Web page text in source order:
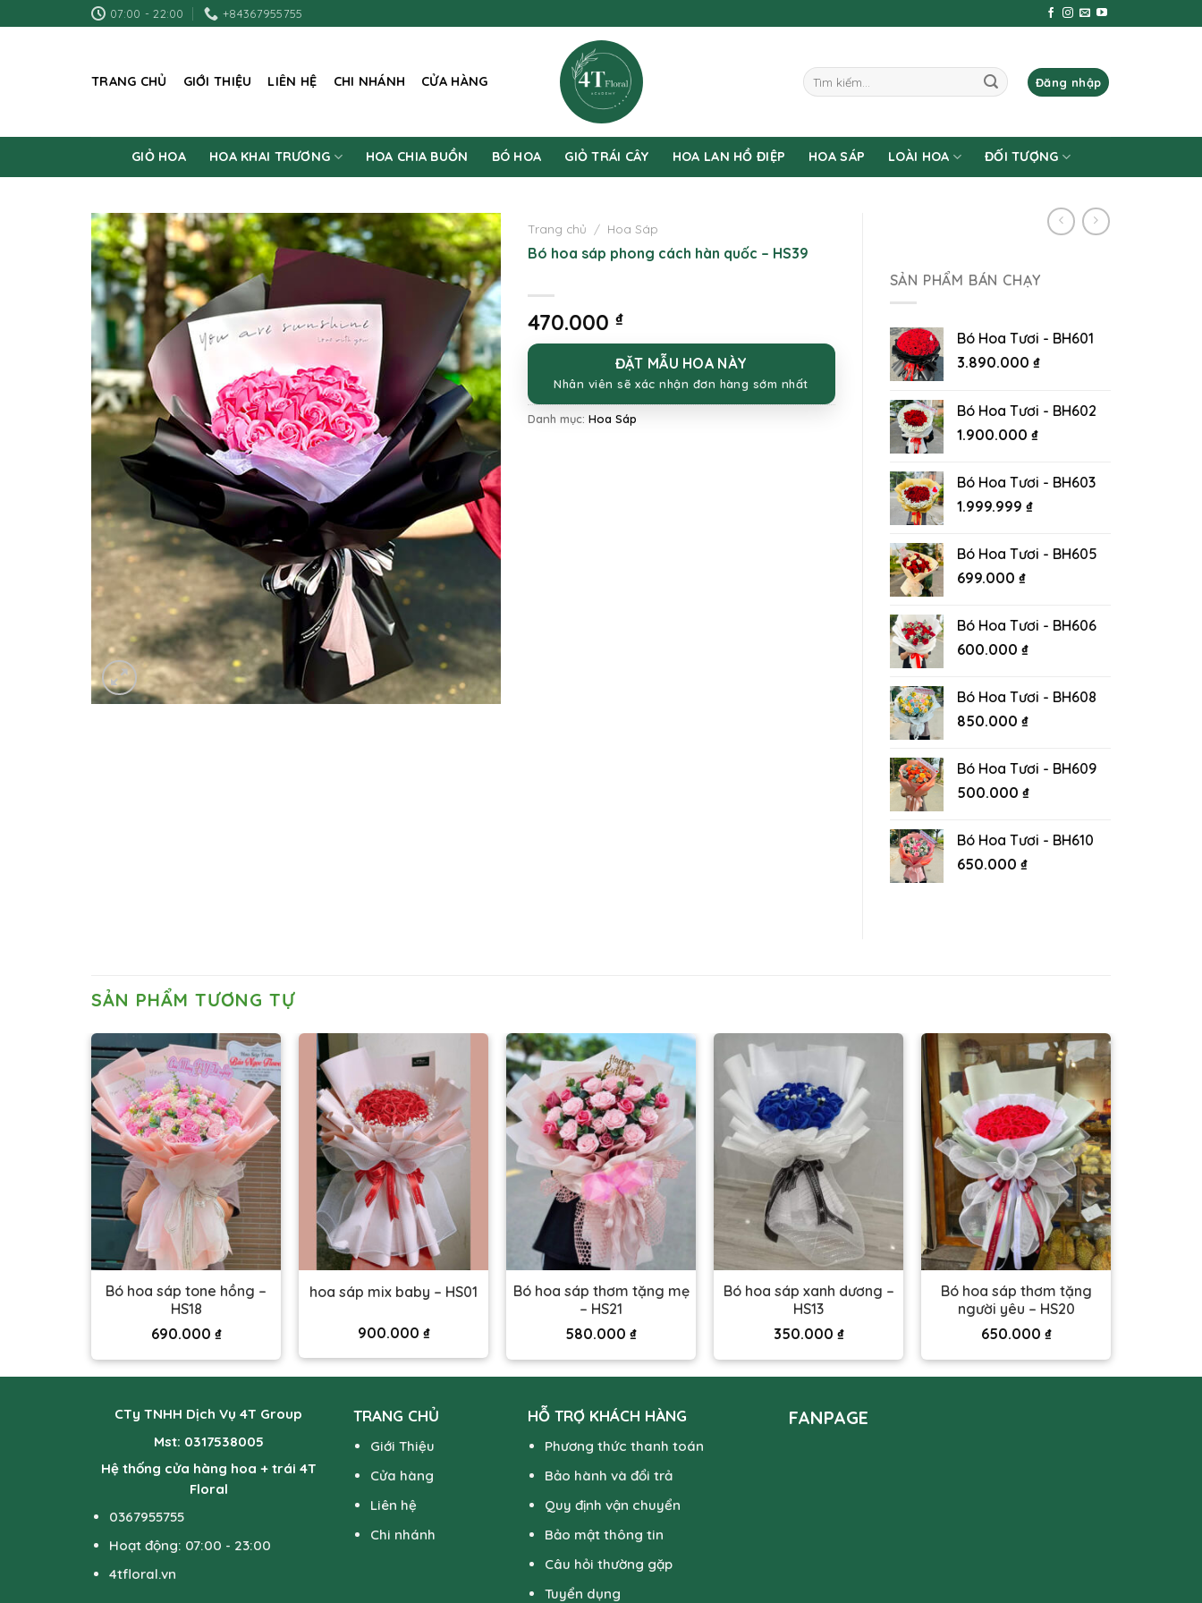
to
07:00 - 22:00 +84367955755
TRANG CHỦ GIỚI THIỆU LIÊN HỆ CHI NHÁNH CỬA HÀNG
Tìm
kiếm:
Đăng nhập
GIỎ HOA HOA KHAI TRƯƠNG HOA CHIA BUỒN BÓ HOA GIỎ TRÁI CÂY HOA LAN HỒ ĐIỆP HOA SÁP LOÀI HOA ĐỐI TƯỢNG
Trang chủ / Hoa Sáp
Bó hoa sáp phong cách hàn quốc – HS39
470.000 ₫
ĐẶT MẪU HOA NÀY
Nhân viên sẽ xác nhận đơn hàng sớm nhất
Danh mục: Hoa Sáp
SẢN PHẨM BÁN CHẠY
Bó Hoa Tươi - BH601
3.890.000 ₫
Bó Hoa Tươi - BH602
1.900.000 ₫
Bó Hoa Tươi - BH603
1.999.999 ₫
Bó Hoa Tươi - BH605
699.000 ₫
Bó Hoa Tươi - BH606
600.000 ₫
Bó Hoa Tươi - BH608
850.000 ₫
Bó Hoa Tươi - BH609
500.000 ₫
Bó Hoa Tươi - BH610
650.000 ₫
SẢN PHẨM TƯƠNG TỰ
Bó hoa sáp tone hồng –
HS18
690.000 ₫
hoa sáp mix baby – HS01
900.000 ₫
Bó hoa sáp thơm tặng mẹ
– HS21
580.000 ₫
Bó hoa sáp xanh dương –
HS13
350.000 ₫
Bó hoa sáp thơm tặng
người yêu – HS20
650.000 ₫
CTy TNHH Dịch Vụ 4T Group
Mst: 0317538005
Hệ thống cửa hàng hoa + trái 4T
Floral
0367955755
Hoạt động: 07:00 - 23:00
4tfloral.vn
TRANG CHỦ
Giới Thiệu
Cửa hàng
Liên hệ
Chi nhánh
HỖ TRỢ KHÁCH HÀNG
Phương thức thanh toán
Bảo hành và đổi trả
Quy định vận chuyển
Bảo mật thông tin
Câu hỏi thường gặp
Tuyển dụng
FANPAGE